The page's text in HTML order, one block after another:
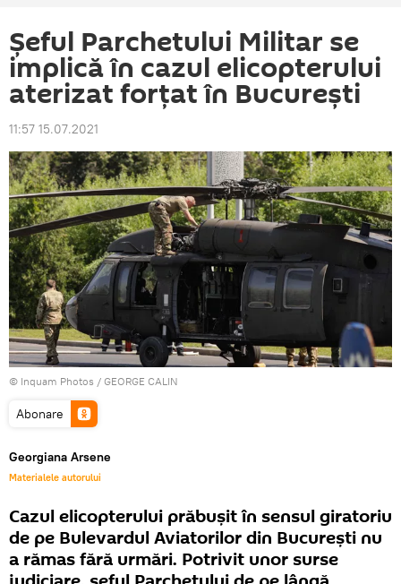
Șeful Parchetului Militar se
implică în cazul elicopterului
aterizat forțat în București
11:57 15.07.2021
© Inquam Photos / GEORGE CALIN
Abonare
Georgiana Arsene
Materialele autorului
Cazul elicopterului prăbușit în sensul giratoriu
de pe Bulevardul Aviatorilor din București nu
a rămas fără urmări. Potrivit unor surse